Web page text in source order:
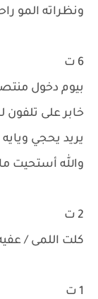
ونظراته المو
6 ت
بيوم دخول
خابر على تلفون
يريد يحجي ويايه
والله أستحيت
2 ت
كلت اللمى /
1 ت